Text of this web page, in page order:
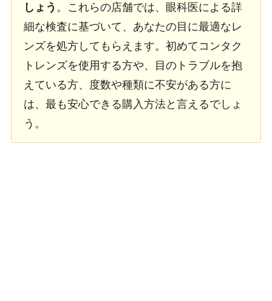
しょう 。これらの店舗では、眼科医による詳
細な検査に基づいて、あなたの目に最適なレ
ンズを処方してもらえます。初めてコンタク
トレンズを使用する方や、目のトラブルを抱
えている方、度数や種類に不安がある方に
は、最も安心できる購入方法と言えるでしょ
う。